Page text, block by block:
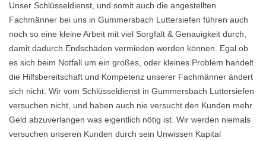
Unser Schlüsseldienst, und somit auch die angestellten
Fachmänner bei uns in Gummersbach Luttersiefen führen auch
noch so eine kleine Arbeit mit viel Sorgfalt & Genauigkeit durch,
damit dadurch Endschäden vermieden werden können. Egal ob
es sich beim Notfall um ein großes, oder kleines Problem handelt
die Hilfsbereitschaft und Kompetenz unserer Fachmänner ändert
sich nicht. Wir vom Schlüsseldienst in Gummersbach Luttersiefen
versuchen nicht, und haben auch nie versucht den Kunden mehr
Geld abzuverlangen was eigentlich nötig ist. Wir werden niemals
versuchen unseren Kunden durch sein Unwissen Kapital